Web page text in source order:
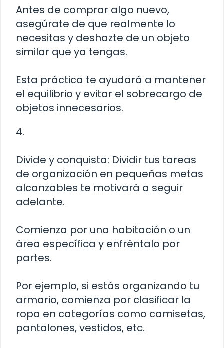
Antes de comprar algo nuevo,
asegúrate de que realmente lo
necesitas y deshazte de un objeto
similar que ya tengas.
Esta práctica te ayudará a mantener
el equilibrio y evitar el sobrecargo de
objetos innecesarios.
4.
Divide y conquista: Dividir tus tareas
de organización en pequeñas metas
alcanzables te motivará a seguir
adelante.
Comienza por una habitación o un
área específica y enfréntalo por
partes.
Por ejemplo, si estás organizando tu
armario, comienza por clasificar la
ropa en categorías como camisetas,
pantalones, vestidos, etc.